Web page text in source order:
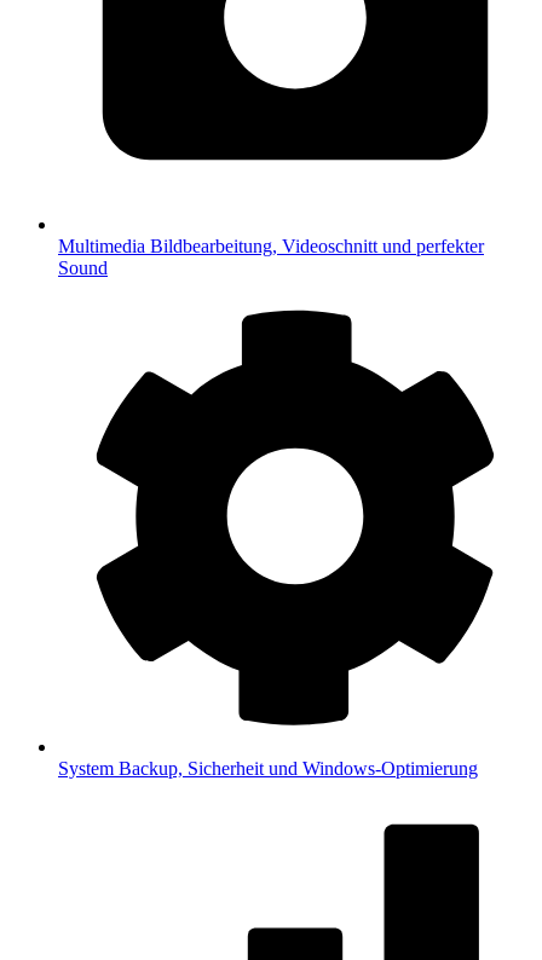
Multimedia Bildbearbeitung, Videoschnitt und perfekter
Sound
System Backup, Sicherheit und Windows-Optimierung